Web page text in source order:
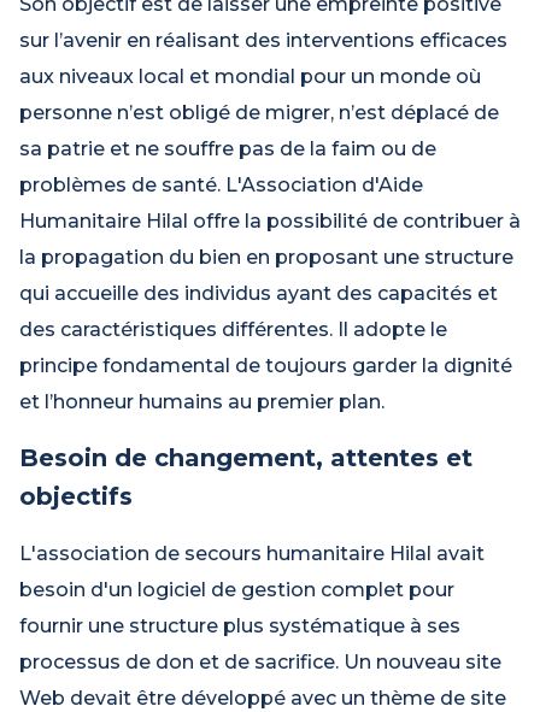
Son objectif est de laisser une empreinte positive
sur l’avenir en réalisant des interventions efficaces
aux niveaux local et mondial pour un monde où
personne n’est obligé de migrer, n’est déplacé de
sa patrie et ne souffre pas de la faim ou de
problèmes de santé. L'Association d'Aide
Humanitaire Hilal offre la possibilité de contribuer à
la propagation du bien en proposant une structure
qui accueille des individus ayant des capacités et
des caractéristiques différentes. Il adopte le
principe fondamental de toujours garder la dignité
et l’honneur humains au premier plan.
Besoin de changement, attentes et
objectifs
L'association de secours humanitaire Hilal avait
besoin d'un logiciel de gestion complet pour
fournir une structure plus systématique à ses
processus de don et de sacrifice. Un nouveau site
Web devait être développé avec un thème de site